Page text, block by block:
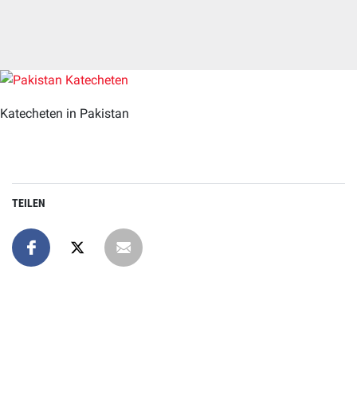
Katecheten in Pakistan
TEILEN